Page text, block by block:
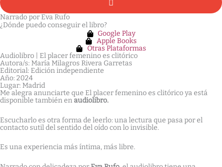
Narrado por Eva Rufo
¿Dónde puedo conseguir el libro?
Google Play
Apple Books
Otras Plataformas
Audiolibro | El placer femenino es clitórico
Autora/s: María Milagros Rivera Garretas
Editorial: Edición independiente
Año: 2024
Lugar: Madrid
Me alegra anunciarte que El placer femenino es clitórico ya está
disponible también enaudiolibro.
Escucharlo es otra forma de leerlo: una lectura que pasa por el
contacto sutil del sentido del oído con lo invisible.
Es una experiencia más íntima, más libre.